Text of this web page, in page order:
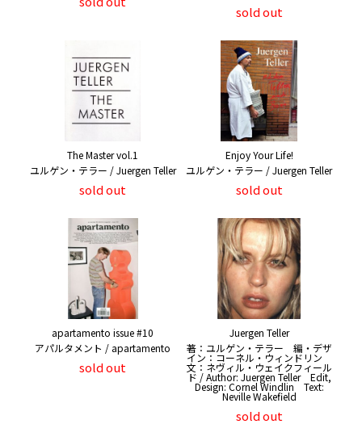
sold out
The Master vol.1
ユルゲン・テラー / Juergen Teller
sold out
Enjoy Your Life!
ユルゲン・テラー / Juergen Teller
sold out
apartamento issue #10
アパルタメント / apartamento
sold out
Juergen Teller
著：ユルゲン・テラー 編・デザ
イン：コーネル・ウィンドリン
文：ネヴィル・ウェイクフィール
ド / Author: Juergen Teller Edit,
Design: Cornel Windlin Text:
Neville Wakefield
sold out